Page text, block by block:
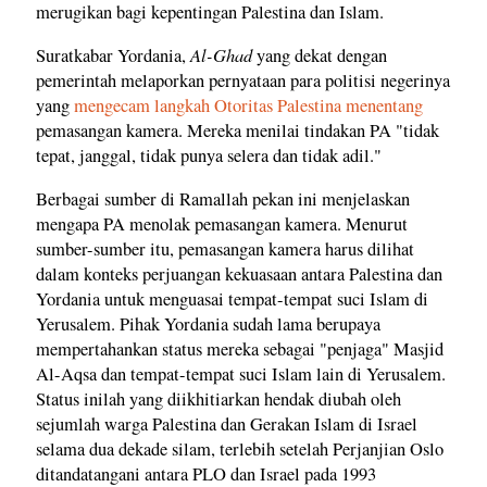
merugikan bagi kepentingan Palestina dan Islam.
Suratkabar Yordania,Al-Ghadyang dekat dengan
pemerintah melaporkan pernyataan para politisi negerinya
yangmengecam langkah Otoritas Palestina menentang
pemasangan kamera. Mereka menilai tindakan PA "tidak
tepat, janggal, tidak punya selera dan tidak adil."
Berbagai sumber di Ramallah pekan ini menjelaskan
mengapa PA menolak pemasangan kamera. Menurut
sumber-sumber itu, pemasangan kamera harus dilihat
dalam konteks perjuangan kekuasaan antara Palestina dan
Yordania untuk menguasai tempat-tempat suci Islam di
Yerusalem. Pihak Yordania sudah lama berupaya
mempertahankan status mereka sebagai "penjaga" Masjid
Al-Aqsa dan tempat-tempat suci Islam lain di Yerusalem.
Status inilah yang diikhitiarkan hendak diubah oleh
sejumlah warga Palestina dan Gerakan Islam di Israel
selama dua dekade silam, terlebih setelah Perjanjian Oslo
ditandatangani antara PLO dan Israel pada 1993